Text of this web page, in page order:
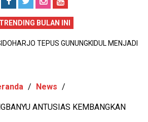
TRENDING BULAN INI
BAHAGIA WARNAI HARI PERTAMA
/ News /
ANTUSIAS KEMBANGKAN